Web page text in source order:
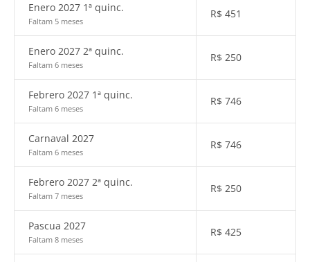
Enero 2027 1ª quinc.
Faltam 5 meses
R$ 451
Enero 2027 2ª quinc.
Faltam 6 meses
R$ 250
Febrero 2027 1ª quinc.
Faltam 6 meses
R$ 746
Carnaval 2027
Faltam 6 meses
R$ 746
Febrero 2027 2ª quinc.
Faltam 7 meses
R$ 250
Pascua 2027
Faltam 8 meses
R$ 425